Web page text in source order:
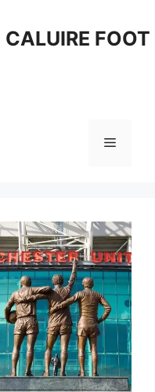
CALUIRE FOOT
Menu